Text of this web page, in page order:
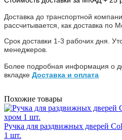
Доставка до транспортной
рассчитывается, как доставка по
Срок доставки 1-3 рабочих дня.
менеджеров.
Более подробная информация о
вкладке Доставка и оплата
Похожие товары
Ручка для раздвижных дверей
1 шт.